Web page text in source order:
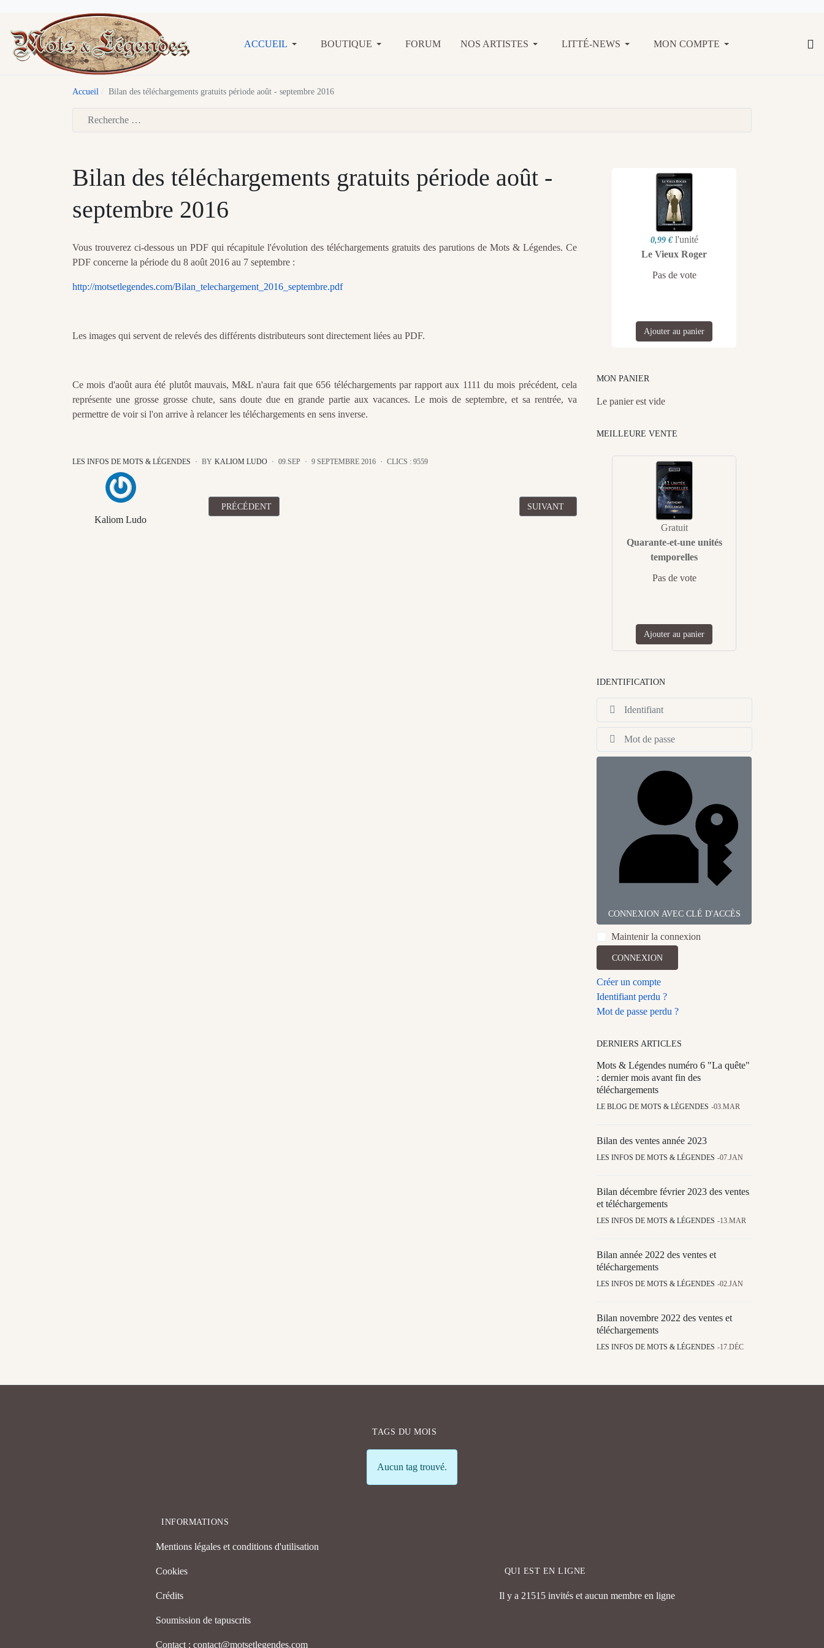
ACCUEIL BOUTIQUE FORUM NOS ARTISTES LITTÉ-NEWS MON COMPTE
Accueil Bilan des téléchargements gratuits période août - septembre 2016
Bilan des téléchargements gratuits période août -
septembre 2016
Vous trouverez ci-dessous un PDF qui récapitule l'évolution des téléchargements gratuits des parutions de Mots & Légendes. Ce
PDF concerne la période du 8 août 2016 au 7 septembre :
http://motsetlegendes.com/Bilan_telechargement_2016_septembre.pdf
Les images qui servent de relevés des différents distributeurs sont directement liées au PDF.
Ce mois d'août aura été plutôt mauvais, M&L n'aura fait que 656 téléchargements par rapport aux 1111 du mois précédent, cela
représente une grosse grosse chute, sans doute due en grande partie aux vacances. Le mois de septembre, et sa rentrée, va
permettre de voir si l'on arrive à relancer les téléchargements en sens inverse.
LES INFOS DE MOTS & LÉGENDES BY KALIOM LUDO 09.SEP 9 SEPTEMBRE 2016 CLICS : 9559
Kaliom Ludo
ARTICLE PRÉCÉDENT : BILAN DES TÉLÉCHARGEMENTS GRATUITS PÉRIODE OCTOBRE - NOVEMBRE 2016
PRÉCÉDENT ARTICLE SUIVANT : BILAN DES TÉLÉCHARGEMENTS GRATUITS
SUIVANT
0,99 € l'unité
Le Vieux Roger
Pas de vote
Ajouter au panier
MON PANIER
Le panier est vide
MEILLEURE VENTE
Gratuit
Quarante-et-une unités
temporelles
Pas de vote
Ajouter au panier
IDENTIFICATION
CONNEXION AVEC CLÉ D'ACCÈS
Maintenir la connexion
CONNEXION
Créer un compte
Identifiant perdu ?
Mot de passe perdu ?
DERNIERS ARTICLES
Mots & Légendes numéro 6 "La quête"
: dernier mois avant fin des
téléchargements
LE BLOG DE MOTS & LÉGENDES 03.MAR
Bilan des ventes année 2023
LES INFOS DE MOTS & LÉGENDES 07.JAN
Bilan décembre février 2023 des ventes
et téléchargements
LES INFOS DE MOTS & LÉGENDES 13.MAR
Bilan année 2022 des ventes et
téléchargements
LES INFOS DE MOTS & LÉGENDES 02.JAN
Bilan novembre 2022 des ventes et
téléchargements
LES INFOS DE MOTS & LÉGENDES 17.DÉC
TAGS DU MOIS
Info
Aucun tag trouvé.
INFORMATIONS
Mentions légales et conditions d'utilisation
Cookies
Crédits
Soumission de tapuscrits
Contact : contact@motsetlegendes.com
QUI EST EN LIGNE
Il y a 21515 invités et aucun membre en ligne